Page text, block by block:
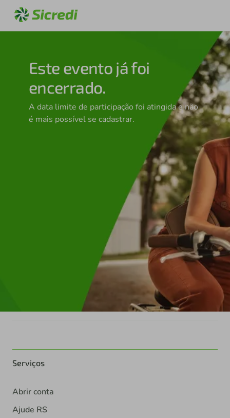
Este evento já foi
encerrado.
A data limite de participação foi atingida e não
é mais possível se cadastrar.
Serviços
Abrir conta
Ajude RS